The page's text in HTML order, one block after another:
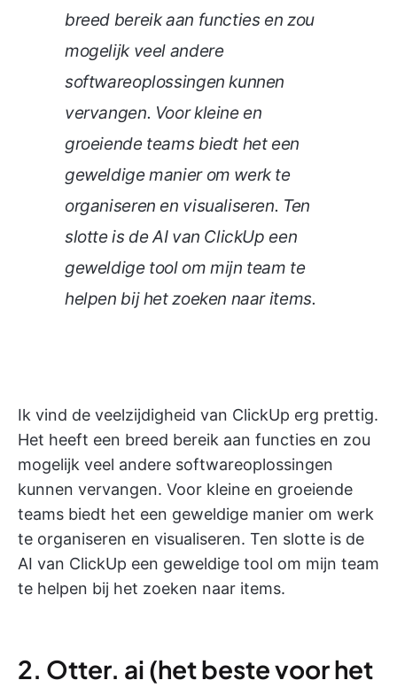
breed bereik aan functies en zou
mogelijk veel andere
softwareoplossingen kunnen
vervangen. Voor kleine en
groeiende teams biedt het een
geweldige manier om werk te
organiseren en visualiseren. Ten
slotte is de AI van ClickUp een
geweldige tool om mijn team te
helpen bij het zoeken naar items.
Ik vind de veelzijdigheid van ClickUp erg prettig.
Het heeft een breed bereik aan functies en zou
mogelijk veel andere softwareoplossingen
kunnen vervangen. Voor kleine en groeiende
teams biedt het een geweldige manier om werk
te organiseren en visualiseren. Ten slotte is de
AI van ClickUp een geweldige tool om mijn team
te helpen bij het zoeken naar items.
2. Otter. ai (het beste voor het